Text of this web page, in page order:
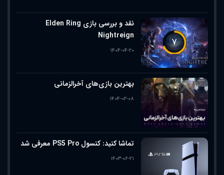
۷
نقد و بررسی بازی Elden Ring
Nightreign
۱۴۰۴-۰۴-۲۰
بهترین بازی‌های آخرالزمانی
۱۴۰۴-۰۲-۰۸
تماشا کنید: کنسول PS5 Pro معرفی شد
۱۴۰۳-۰۶-۲۱